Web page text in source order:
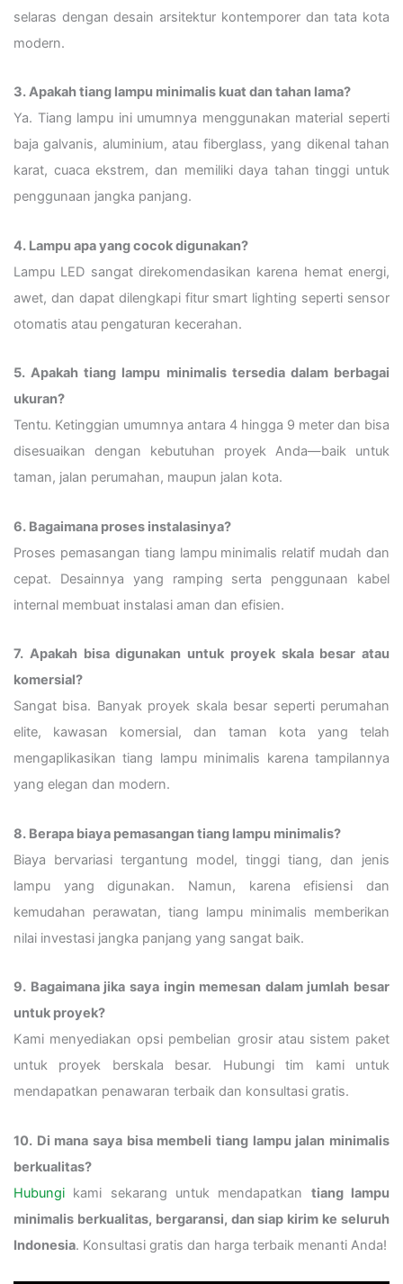
selaras dengan desain arsitektur kontemporer dan tata kota
modern.
3. Apakah tiang lampu minimalis kuat dan tahan lama?
Ya. Tiang lampu ini umumnya menggunakan material seperti
baja galvanis, aluminium, atau fiberglass, yang dikenal tahan
karat, cuaca ekstrem, dan memiliki daya tahan tinggi untuk
penggunaan jangka panjang.
4. Lampu apa yang cocok digunakan?
Lampu LED sangat direkomendasikan karena hemat energi,
awet, dan dapat dilengkapi fitur smart lighting seperti sensor
otomatis atau pengaturan kecerahan.
5. Apakah tiang lampu minimalis tersedia dalam berbagai
ukuran?
Tentu. Ketinggian umumnya antara 4 hingga 9 meter dan bisa
disesuaikan dengan kebutuhan proyek Anda—baik untuk
taman, jalan perumahan, maupun jalan kota.
6. Bagaimana proses instalasinya?
Proses pemasangan tiang lampu minimalis relatif mudah dan
cepat. Desainnya yang ramping serta penggunaan kabel
internal membuat instalasi aman dan efisien.
7. Apakah bisa digunakan untuk proyek skala besar atau
komersial?
Sangat bisa. Banyak proyek skala besar seperti perumahan
elite, kawasan komersial, dan taman kota yang telah
mengaplikasikan tiang lampu minimalis karena tampilannya
yang elegan dan modern.
8. Berapa biaya pemasangan tiang lampu minimalis?
Biaya bervariasi tergantung model, tinggi tiang, dan jenis
lampu yang digunakan. Namun, karena efisiensi dan
kemudahan perawatan, tiang lampu minimalis memberikan
nilai investasi jangka panjang yang sangat baik.
9. Bagaimana jika saya ingin memesan dalam jumlah besar
untuk proyek?
Kami menyediakan opsi pembelian grosir atau sistem paket
untuk proyek berskala besar. Hubungi tim kami untuk
mendapatkan penawaran terbaik dan konsultasi gratis.
10. Di mana saya bisa membeli tiang lampu jalan minimalis
berkualitas?
Hubungi kami sekarang untuk mendapatkan tiang lampu
minimalis berkualitas, bergaransi, dan siap kirim ke seluruh
Indonesia. Konsultasi gratis dan harga terbaik menanti Anda!